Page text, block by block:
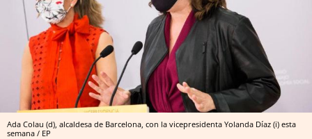
Ada Colau (d), alcaldesa de Barcelona, con la vicepresidenta Yolanda Díaz (i) esta
semana / EP